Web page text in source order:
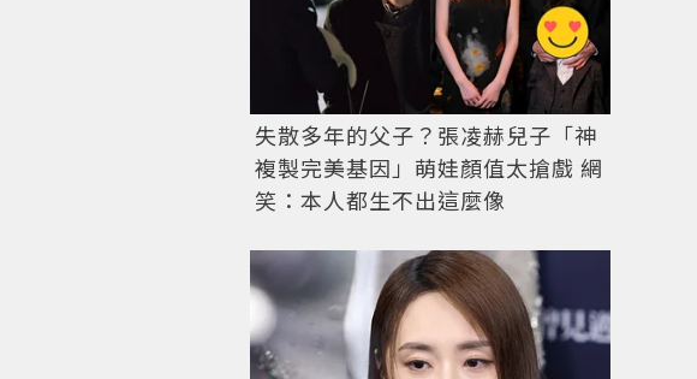
失散多年的父子？張凌赫兒子「神
複製完美基因」萌娃顏值太搶戲 網
笑：本人都生不出這麼像